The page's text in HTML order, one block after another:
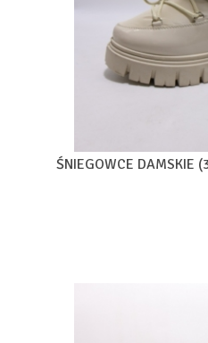
ŚNIEGOWCE DAMSKIE